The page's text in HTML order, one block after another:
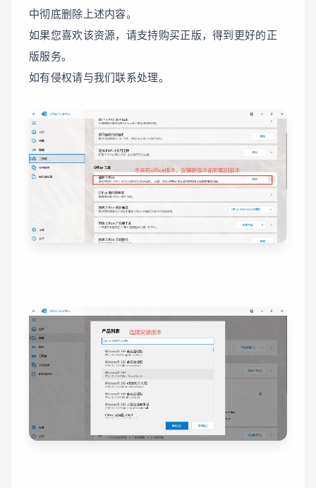
中彻底删除上述内容。
如果您喜欢该资源，请支持购买正版，得到更好的正
版服务。
如有侵权请与我们联系处理。